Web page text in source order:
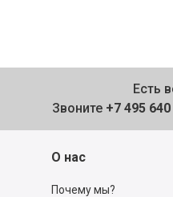
Есть
Звоните +7 495
О нас
Почему мы?